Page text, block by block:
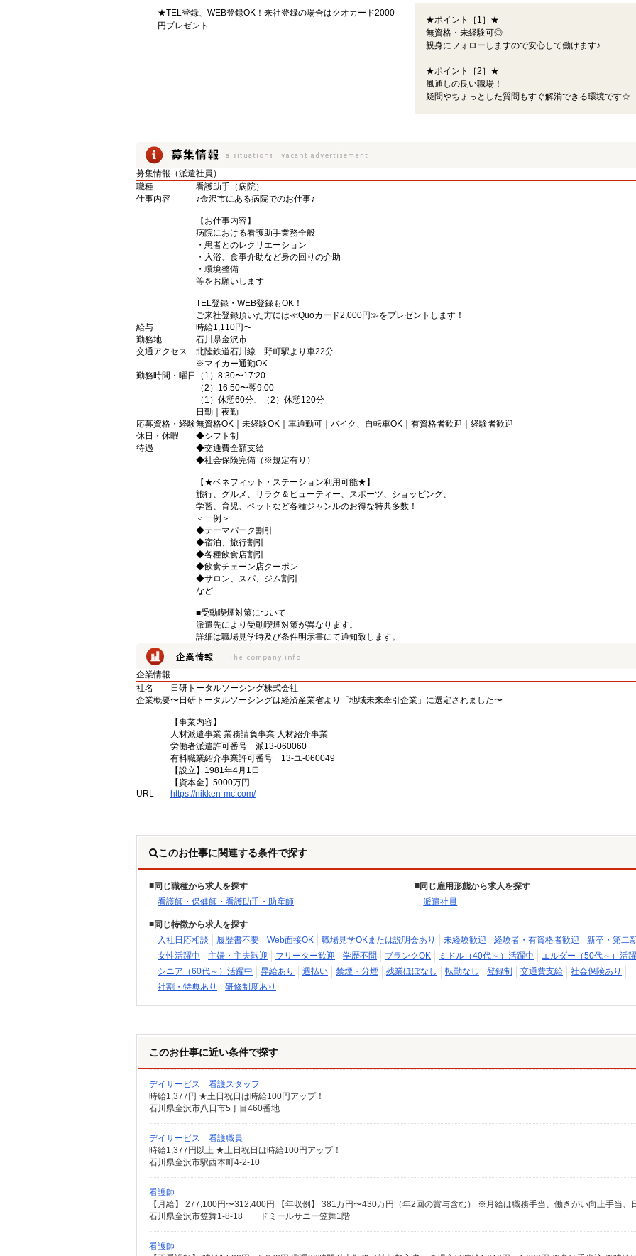
★TEL登録、WEB登録OK！来社登録の場合はクオカード2000
円プレゼント
★ポイント［1］★
無資格・未経験可◎
親身にフォローしますので安心して働けます♪
★ポイント［2］★
風通しの良い職場！
疑問やちょっとした質問もすぐ解消できる環境です☆
募集情報（派遣社員）
職種
看護助手（病院）
仕事内容
♪金沢市にある病院でのお仕事♪
【お仕事内容】
病院における看護助手業務全般
・患者とのレクリエーション
・入浴、食事介助など身の回りの介助
・環境整備
等をお願いします
TEL登録・WEB登録もOK！
ご来社登録頂いた方には≪Quoカード2,000円≫をプレゼントします！
給与
時給1,110円〜
勤務地
石川県金沢市
交通アクセス
北陸鉄道石川線 野町駅より車22分
※マイカー通勤OK
勤務時間・曜日
（1）8:30〜17:20
（2）16:50〜翌9:00
（1）休憩60分、（2）休憩120分
日勤｜夜勤
応募資格・経験無資格OK｜未経験OK｜車通勤可｜バイク、自転車OK｜有資格者歓迎｜経験者歓迎
休日・休暇
◆シフト制
待遇
◆交通費全額支給
◆社会保険完備（※規定有り）
【★ベネフィット・ステーション利用可能★】
旅行、グルメ、リラク＆ビューティー、スポーツ、ショッピング、
学習、育児、ペットなど各種ジャンルのお得な特典多数！
＜一例＞
◆テーマパーク割引
◆宿泊、旅行割引
◆各種飲食店割引
◆飲食チェーン店クーポン
◆サロン、スパ、ジム割引
など
■受動喫煙対策について
派遣先により受動喫煙対策が異なります。
詳細は職場見学時及び条件明示書にて通知致します。
企業情報
社名
日研トータルソーシング株式会社
企業概要〜日研トータルソーシングは経済産業省より「地域未来牽引企業」に選定されました〜
【事業内容】
人材派遣事業 業務請負事業 人材紹介事業
労働者派遣許可番号 派13-060060
有料職業紹介事業許可番号 13-ユ-060049
【設立】1981年4月1日
【資本金】5000万円
URL
https://nikken-mc.com/
このお仕事に関連する条件で探す
同じ職種から求人を探す
看護師・保健師・看護助手・助産師
同じ雇用形態から求人を探す
派遣社員
同じ特徴から求人を探す
入社日応相談
履歴書不要 Web面接OK 職場見学OKまたは説明会あり 未経験歓迎 経験者・有資格者歓迎
新卒・第二
女性活躍中
主婦・主夫歓迎 フリーター歓迎 学歴不問 ブランクOK ミドル（40代～）活躍中
エルダー（50代～）活
シニア（60代～）活躍中
昇給あり 週払い 禁煙・分煙 残業ほぼなし 転勤なし 登録制 交通費支給
社会保険あり
社割・特典あり
研修制度あり
このお仕事に近い条件で探す
デイサービス 看護スタッフ
時給1,377円 ★土日祝日は時給100円アップ！
石川県金沢市八日市5丁目460番地
デイサービス 看護職員
時給1,377円以上 ★土日祝日は時給100円アップ！
石川県金沢市駅西本町4-2-10
看護師
石川県金沢市笠舞1-8-18 ドミールサニー笠舞1階
看護師